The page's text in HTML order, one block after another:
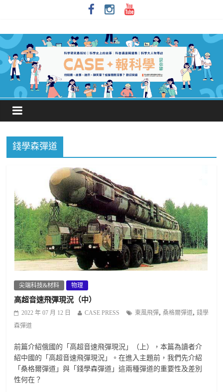
錢學森彈道
尖端科技&材料 物理
高超音速飛彈現況（中）
2022 年 07 月 12 日 CASE PRESS 東風飛彈,桑格爾彈道,錢學
森彈道
前篇介紹俄國的「高超音速飛彈現況」（上），本篇為讀者介
紹中國的「高超音速飛彈現況」。在進入主題前，我們先介紹
「桑格爾彈道」與「錢學森彈道」這兩種彈道的重要性及差別
性何在？